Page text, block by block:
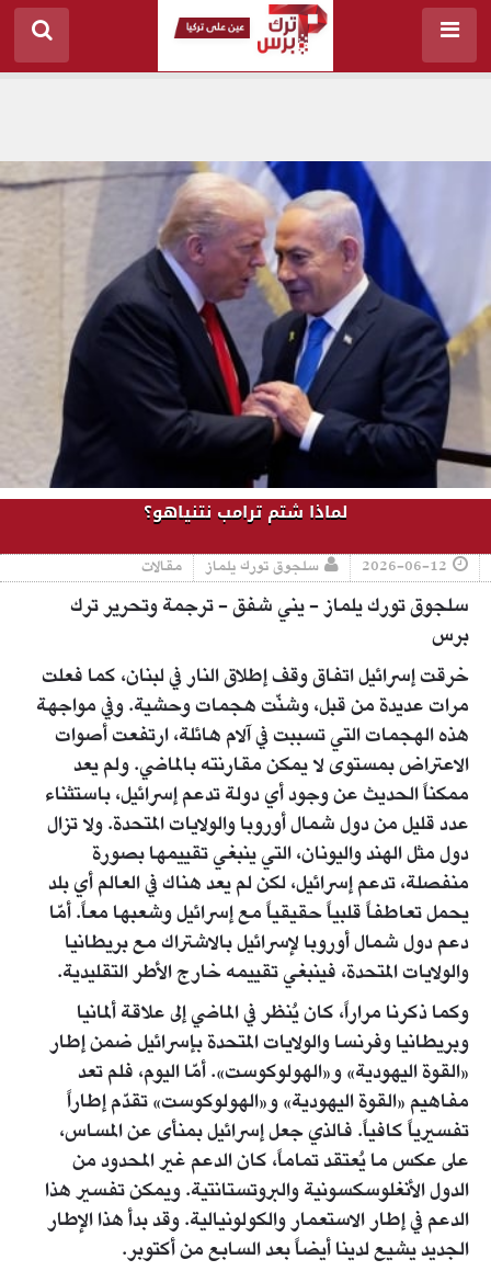
لماذا شتم ترامب نتنياهو؟
2026-06-12 سلجوق تورك يلماز مقالات
سلجوق تورك يلماز - يني شفق - ترجمة وتحرير ترك
برس
خرقت إسرائيل اتفاق وقف إطلاق النار في لبنان، كما فعلت
مرات عديدة من قبل، وشنّت هجمات وحشية. وفي مواجهة
هذه الهجمات التي تسببت في آلام هائلة، ارتفعت أصوات
الاعتراض بمستوى لا يمكن مقارنته بالماضي. ولم يعد
ممكناً الحديث عن وجود أي دولة تدعم إسرائيل، باستثناء
عدد قليل من دول شمال أوروبا والولايات المتحدة. ولا تزال
دول مثل الهند واليونان، التي ينبغي تقييمها بصورة
منفصلة، تدعم إسرائيل، لكن لم يعد هناك في العالم أي بلد
يحمل تعاطفاً قلبياً حقيقياً مع إسرائيل وشعبها معاً. أمّا
دعم دول شمال أوروبا لإسرائيل بالاشتراك مع بريطانيا
والولايات المتحدة، فينبغي تقييمه خارج الأطر التقليدية.
وكما ذكرنا مراراً، كان يُنظر في الماضي إلى علاقة ألمانيا
وبريطانيا وفرنسا والولايات المتحدة بإسرائيل ضمن إطار
«القوة اليهودية» و«الهولوكوست». أمّا اليوم، فلم تعد
مفاهيم «القوة اليهودية» و«الهولوكوست» تقدّم إطاراً
تفسيرياً كافياً. فالذي جعل إسرائيل بمنأى عن المساس،
على عكس ما يُعتقد تماماً، كان الدعم غير المحدود من
الدول الأنغلوسكسونية والبروتستانتية. ويمكن تفسير هذا
الدعم في إطار الاستعمار والكولونيالية. وقد بدأ هذا الإطار
الجديد يشيع لدينا أيضاً بعد السابع من أكتوبر.